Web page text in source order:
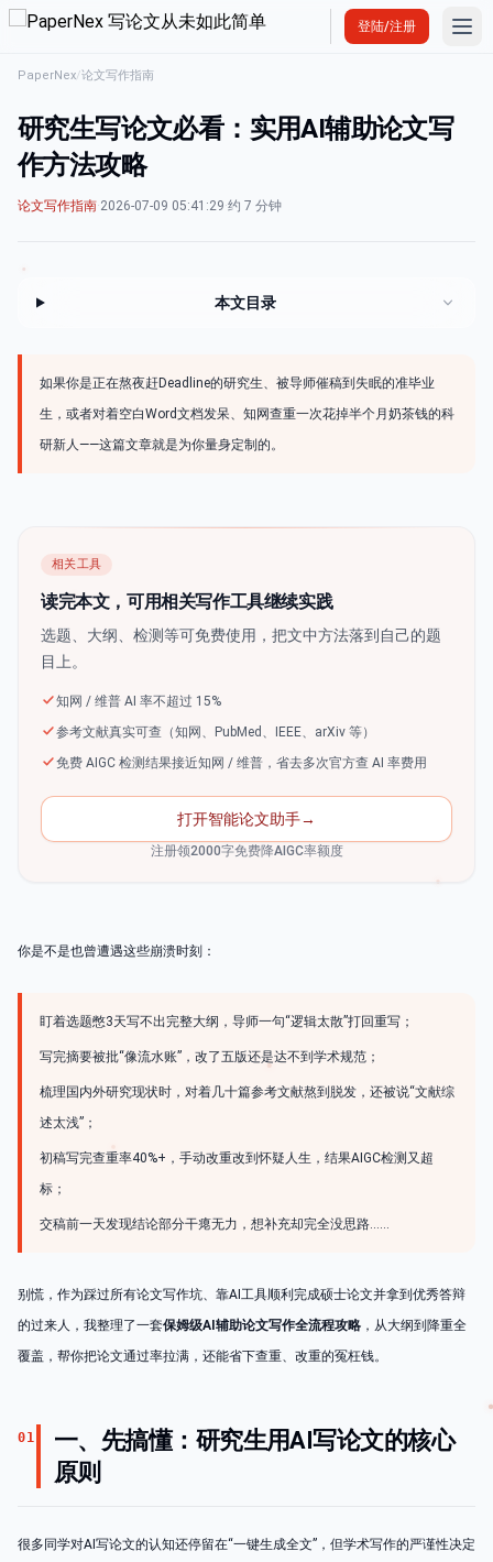
登陆/注册
PaperNex/论文写作指南
研究生写论文必看：实用AI辅助论文写
作方法攻略
论文写作指南·2026-07-09 05:41:29·约 7 分钟
本文目录
如果你是正在熬夜赶Deadline的研究生、被导师催稿到失眠的准毕业
生，或者对着空白Word文档发呆、知网查重一次花掉半个月奶茶钱的科
研新人——这篇文章就是为你量身定制的。
相关工具
读完本文，可用相关写作工具继续实践
选题、大纲、检测等可免费使用，把文中方法落到自己的题
目上。
知网 / 维普 AI 率不超过 15%
参考文献真实可查（知网、PubMed、IEEE、arXiv 等）
免费 AIGC 检测结果接近知网 / 维普，省去多次官方查 AI 率费用
打开智能论文助手→
注册领2000字免费降AIGC率额度
你是不是也曾遭遇这些崩溃时刻：
盯着选题憋3天写不出完整大纲，导师一句“逻辑太散”打回重写；
写完摘要被批“像流水账”，改了五版还是达不到学术规范；
梳理国内外研究现状时，对着几十篇参考文献熬到脱发，还被说“文献综
述太浅”；
初稿写完查重率40%+，手动改重改到怀疑人生，结果AIGC检测又超
标；
交稿前一天发现结论部分干瘪无力，想补充却完全没思路……
别慌，作为踩过所有论文写作坑、靠AI工具顺利完成硕士论文并拿到优秀答辩
的过来人，我整理了一套保姆级AI辅助论文写作全流程攻略 ，从大纲到降重全
覆盖，帮你把论文通过率拉满，还能省下查重、改重的冤枉钱。
01
一、先搞懂：研究生用AI写论文的核心
原则
很多同学对AI写论文的认知还停留在“一键生成全文”，但学术写作的严谨性决定